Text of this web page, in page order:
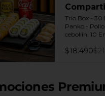
Trio Box - 30
Panko -
cebollín. 10
Salmón,
Envuelto
$18.490